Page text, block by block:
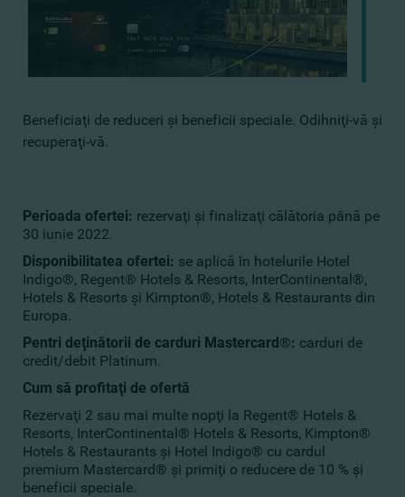
Beneficiaţi de reduceri şi beneficii speciale. Odihniţi-vă şi
recuperaţi-vă.
Perioada ofertei: rezervaţi şi finalizaţi călătoria până pe
30 iunie 2022.
Disponibilitatea ofertei: se aplică în hotelurile Hotel
Indigo®, Regent® Hotels & Resorts, InterContinental®,
Hotels & Resorts şi Kimpton®, Hotels & Restaurants din
Europa.
Pentri deţinătorii de carduri Mastercard®: carduri de
credit/debit Platinum.
Cum să profitaţi de ofertă
Rezervaţi 2 sau mai multe nopţi la Regent® Hotels &
Resorts, InterContinental® Hotels & Resorts, Kimpton®
Hotels & Restaurants şi Hotel Indigo® cu cardul
premium Mastercard® şi primiţi o reducere de 10 % şi
beneficii speciale.